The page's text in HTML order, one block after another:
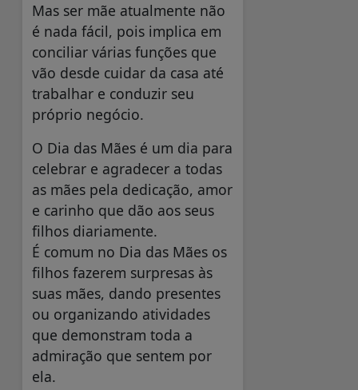
Mas ser mãe atualmente não
é nada fácil, pois implica em
conciliar várias funções que
vão desde cuidar da casa até
trabalhar e conduzir seu
próprio negócio.
O Dia das Mães é um dia para
celebrar e agradecer a todas
as mães pela dedicação, amor
e carinho que dão aos seus
filhos diariamente.
É comum no Dia das Mães os
filhos fazerem surpresas às
suas mães, dando presentes
ou organizando atividades
que demonstram toda a
admiração que sentem por
ela.